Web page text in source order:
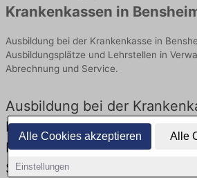
Alle Cookies akzeptieren Alle
Einstellungen
Krankenkassen in
Ausbildung bei der Krankenkasse in
Ausbildungsplätze und Lehrstellen in
Abrechnung und Service.
Ausbildung bei der
Bensheim –
Lehrstellen: Aktuell gibt es
Stellenangebote für